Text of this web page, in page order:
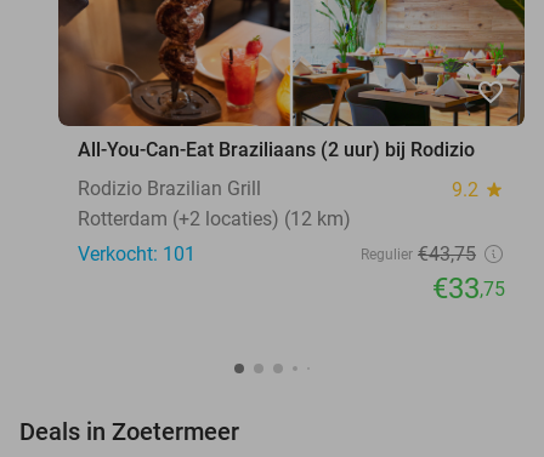
favorite_border
All-You-Can-Eat Braziliaans (2 uur) bij Rodizio
Rodizio Brazilian Grill
9.2 star
Rotterdam (+2 locaties) (12 km)
Verkocht: 101
Regulier €43,75
€33,75
Deals in Zoetermeer